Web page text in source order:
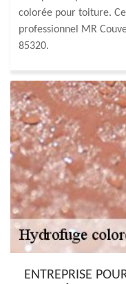
colorée pour toiture.
professionnel MR
85320.
ENTREPRISE